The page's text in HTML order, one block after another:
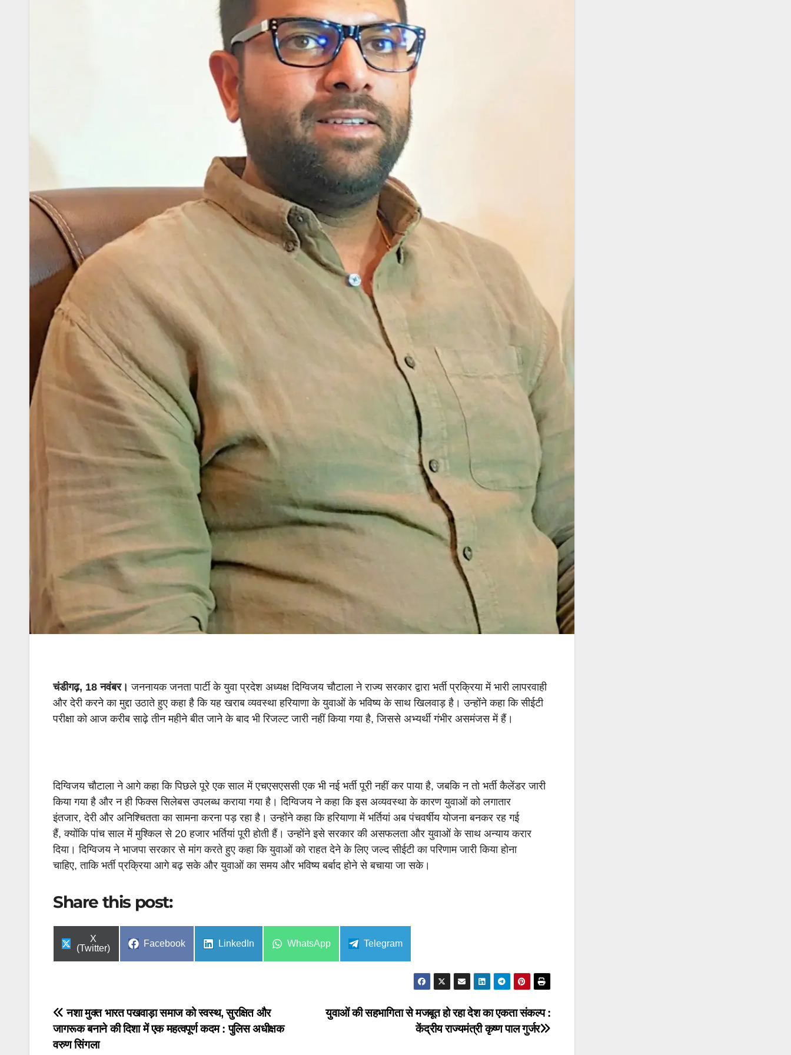
चंडीगढ़, 18नवंबर। जननायक जनता पार्टी के युवा प्रदेश अध्यक्ष दिग्विजय चौटाला ने राज्य सरकार द्वारा भर्ती प्रक्रिया में भारी लापरवाही
और देरी करने का मुद्दा उठाते हुए कहा है कि यह खराब व्यवस्था हरियाणा के युवाओं के भविष्य के साथ खिलवाड़ है। उन्होंने कहा कि सीईटी
परीक्षा को आज करीब साढ़े तीन महीने बीत जाने के बाद भी रिजल्ट जारी नहीं किया गया है,जिससे अभ्यर्थी गंभीर असमंजस में हैं।
दिग्विजय चौटाला ने आगे कहा कि पिछले पूरे एक साल में एचएसएससी एक भी नई भर्ती पूरी नहीं कर पाया है,जबकि न तो भर्ती कैलेंडर जारी
किया गया है और न ही फिक्स सिलेबस उपलब्ध कराया गया है। दिग्विजय ने कहा कि इस अव्यवस्था के कारण युवाओं को लगातार
इंतजार,देरी और अनिश्चितता का सामना करना पड़ रहा है। उन्होंने कहा कि हरियाणा में भर्तियां अब पंचवर्षीय योजना बनकर रह गई
हैं,क्योंकि पांच साल में मुश्किल से 20हजार भर्तियां पूरी होती हैं। उन्होंने इसे सरकार की असफलता और युवाओं के साथ अन्याय करार
दिया। दिग्विजय ने भाजपा सरकार से मांग करते हुए कहा कि युवाओं को राहत देने के लिए जल्द सीईटी का परिणाम जारी किया होना
चाहिए,ताकि भर्ती प्रक्रिया आगे बढ़ सके और युवाओं का समय और भविष्य बर्बाद होने से बचाया जा सके।
Share this post:
Share
on
X
(Twitter)
Share
Facebook
Share
LinkedIn
Share
WhatsApp
Share
Telegram
Post
navigation
युवाओं की सहभागिता से मजबूत हो रहा देश का एकता संकल्प :
केंद्रीय राज्यमंत्री कृष्ण पाल गुर्जर
नशा मुक्त भारत पखवाड़ा समाज को स्वस्थ, सुरक्षित और
जागरूक बनाने की दिशा में एक महत्वपूर्ण कदम : पुलिस अधीक्षक
वरुण सिंगला